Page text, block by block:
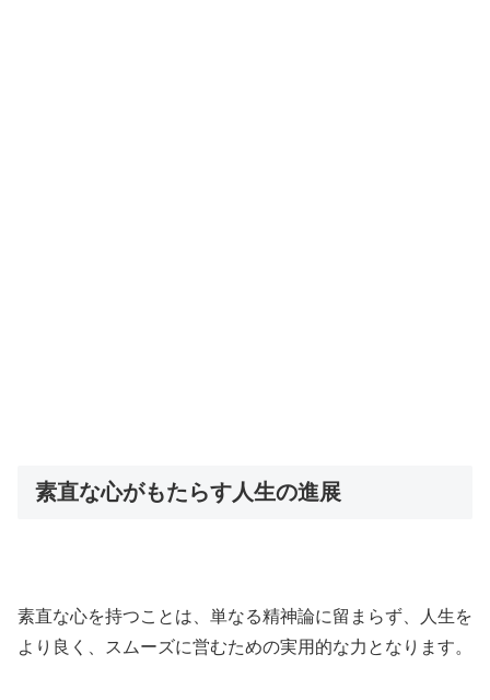
素直な心がもたらす人生の進展
素直な心を持つことは、単なる精神論に留まらず、人生を
より良く、スムーズに営むための実用的な力となります。